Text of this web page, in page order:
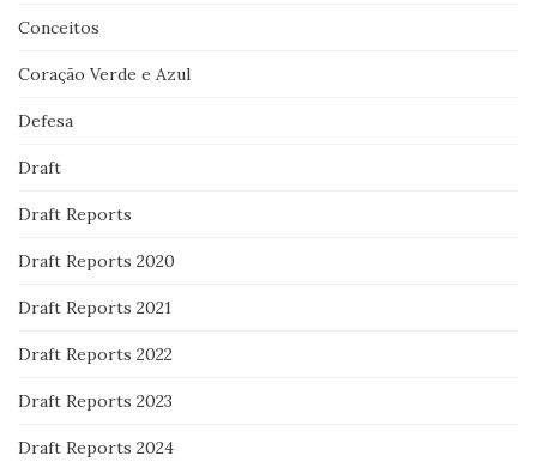
Conceitos
Coração Verde e Azul
Defesa
Draft
Draft Reports
Draft Reports 2020
Draft Reports 2021
Draft Reports 2022
Draft Reports 2023
Draft Reports 2024